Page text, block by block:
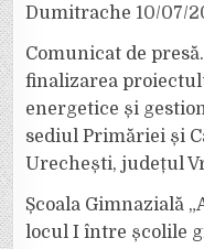
Dumitrache 10/07/
Comunicat de
finalizarea
energetice și
sediul Primăriei și
Urechești, județul
Școala Gimnazială
locul I între școlile